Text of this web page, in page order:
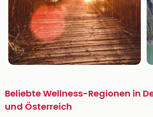
Beliebte Wellness-Regionen in
und Österreich